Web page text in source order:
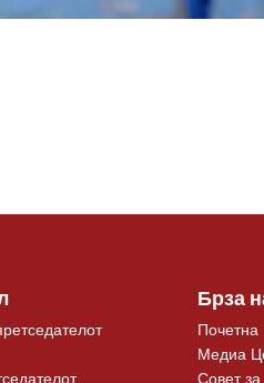
Брза
Почетна
Медиа
Совет